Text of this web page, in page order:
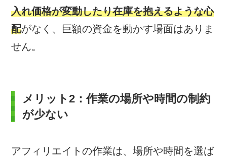
入れ価格が変動したり在庫を抱えるような心
配がなく、巨額の資金を動かす場面はありま
せん。
メリット2：作業の場所や時間の制約
が少ない
アフィリエイトの作業は、場所や時間を選ば